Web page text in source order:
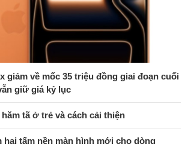
giảm về mốc 35 triệu đồng giai đoạn cuối
giữ giá kỷ lục
tã ở trẻ và cách cải thiện
tấm nền màn hình mới cho dòng